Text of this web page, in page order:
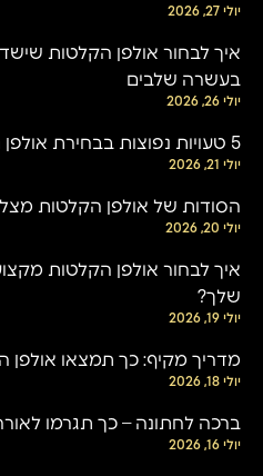
יולי 27, 2026
איך לבחור אולפן הקלטות
בעשרה שלבים
יולי 26, 2026
5 טעויות נפוצות בבחירת אולפן הקלטות ואיך להימנע מהן
יולי 21, 2026
הסודות של אולפן הקלטות
יולי 20, 2026
איך לבחור אולפן הקלטות
שלך?
יולי 19, 2026
מדריך מקיף: כך תמצאו
יולי 18, 2026
ברכה לחתונה – כך תגרמו
יולי 16, 2026